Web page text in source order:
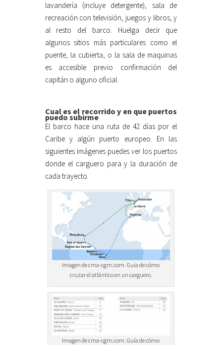
lavandería (incluye detergente), sala de
recreación con televisión, juegos y libros, y
al resto del barco. Huelga decir que
algunos sitios más particulares como el
puente, la cubierta, o la sala de maquinas
es accesible previo confirmación del
capitán o alguno oficial.
Cual es el recorrido y en que puertos
puedo subirme
El barco hace una ruta de 42 días por el
Caribe y algún puerto europeo. En las
siguientes imágenes puedes ver los puertos
donde el carguero para y la duración de
cada trayecto.
Imagen de cma-cgm.com. Guía de cómo
cruzar el atlántico en un carguero.
Imagen de cma-cgm.com. Guía de cómo